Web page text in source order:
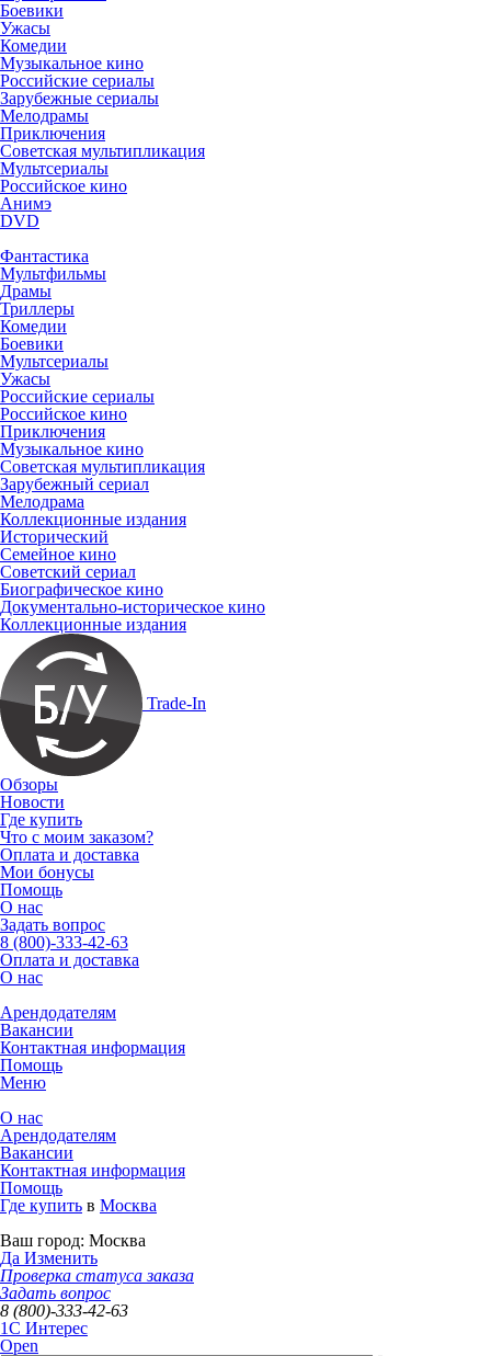
Боевики
Ужасы
Комедии
Музыкальное кино
Российские сериалы
Зарубежные сериалы
Мелодрамы
Приключения
Советская мультипликация
Мультсериалы
Российское кино
Анимэ
DVD
Фантастика
Мультфильмы
Драмы
Триллеры
Комедии
Боевики
Мультсериалы
Ужасы
Российские сериалы
Российское кино
Приключения
Музыкальное кино
Советская мультипликация
Зарубежный сериал
Мелодрама
Коллекционные издания
Исторический
Семейное кино
Советский сериал
Биографическое кино
Документально-историческое кино
Коллекционные издания
Trade-In
Обзоры
Новости
Где купить
Что с моим заказом?
Оплата и доставка
Мои бонусы
Помощь
О нас
Задать вопрос
8 (800)-333-42-63
Оплата и доставка
О нас
Арендодателям
Вакансии
Контактная информация
Помощь
Меню
О нас
Арендодателям
Вакансии
Контактная информация
Помощь
Где купить в Москва
Ваш город: Москва
Да Изменить
Проверка статуса заказа
Задать вопрос
8 (800)-333-42-63
1C Интерес
Open